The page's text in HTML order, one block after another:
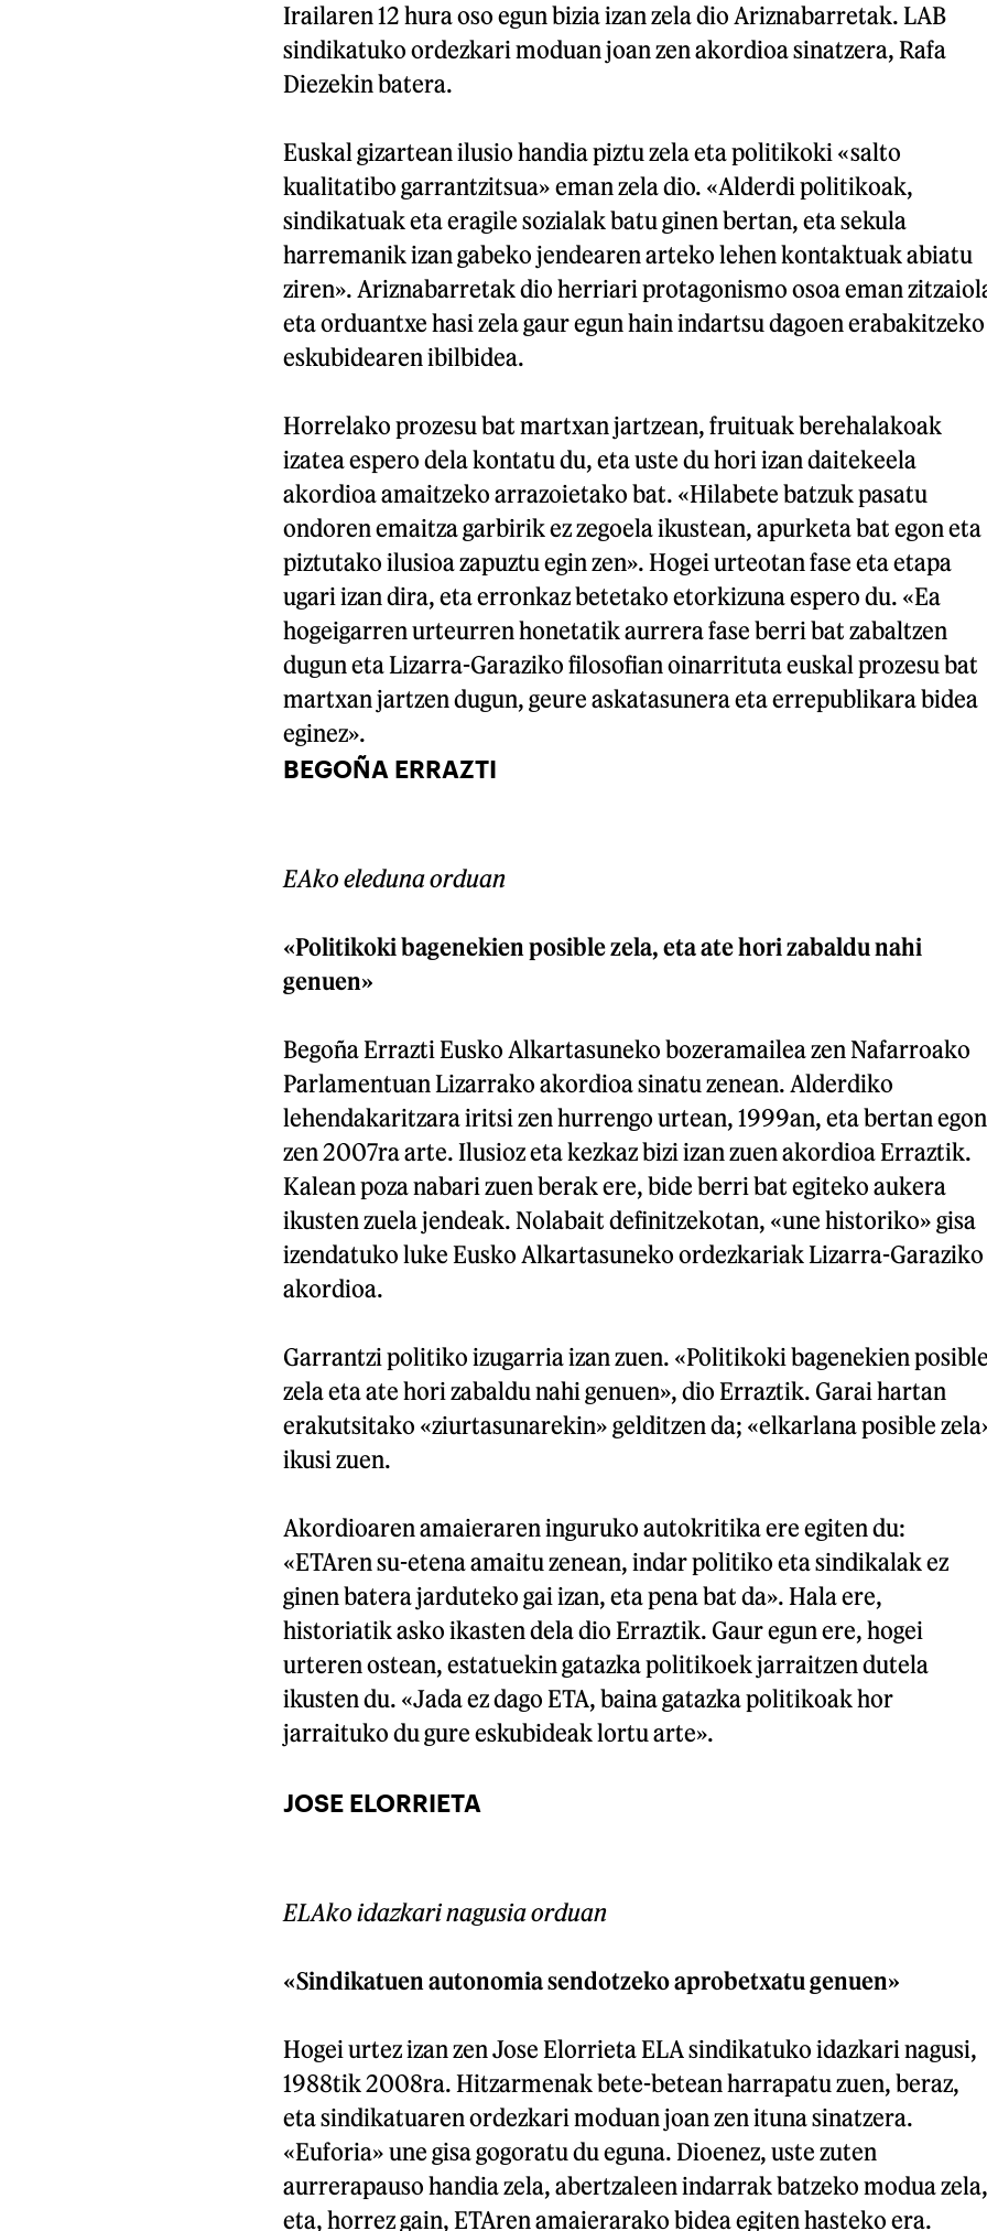
Irailaren 12 hura oso egun bizia izan zela dio Ariznabarretak. LAB
sindikatuko ordezkari moduan joan zen akordioa sinatzera, Rafa
Diezekin batera.
Euskal gizartean ilusio handia piztu zela eta politikoki «salto
kualitatibo garrantzitsua» eman zela dio. «Alderdi politikoak,
sindikatuak eta eragile sozialak batu ginen bertan, eta sekula
harremanik izan gabeko jendearen arteko lehen kontaktuak abiatu
ziren». Ariznabarretak dio herriari protagonismo osoa eman
eta orduantxe hasi zela gaur egun hain indartsu dagoen erabakitzeko
eskubidearen ibilbidea.
Horrelako prozesu bat martxan jartzean, fruituak berehalakoak
izatea espero dela kontatu du, eta uste du hori izan daitekeela
akordioa amaitzeko arrazoietako bat. «Hilabete batzuk pasatu
ondoren emaitza garbirik ez zegoela ikustean, apurketa bat egon eta
piztutako ilusioa zapuztu egin zen». Hogei urteotan fase eta etapa
ugari izan dira, eta erronkaz betetako etorkizuna espero du. «Ea
hogeigarren urteurren honetatik aurrera fase berri bat zabaltzen
dugun eta Lizarra-Garaziko filosofian oinarrituta euskal prozesu bat
martxan jartzen dugun, geure askatasunera eta errepublikara bidea
eginez».
BEGOÑA ERRAZTI
EAko eleduna orduan
«Politikoki bagenekien posible zela, eta ate hori zabaldu nahi
genuen»
Begoña Errazti Eusko Alkartasuneko bozeramailea zen Nafarroako
Parlamentuan Lizarrako akordioa sinatu zenean. Alderdiko
lehendakaritzara iritsi zen hurrengo urtean, 1999an, eta bertan egon
zen 2007ra arte. Ilusioz eta kezkaz bizi izan zuen akordioa Erraztik.
Kalean poza nabari zuen berak ere, bide berri bat egiteko aukera
ikusten zuela jendeak. Nolabait definitzekotan, «une historiko» gisa
izendatuko luke Eusko Alkartasuneko ordezkariak Lizarra-Garaziko
akordioa.
Garrantzi politiko izugarria izan zuen. «Politikoki bagenekien
zela eta ate hori zabaldu nahi genuen», dio Erraztik. Garai hartan
erakutsitako «ziurtasunarekin» gelditzen da; «elkarlana posible
ikusi zuen.
Akordioaren amaieraren inguruko autokritika ere egiten du:
«ETAren su-etena amaitu zenean, indar politiko eta sindikalak ez
ginen batera jarduteko gai izan, eta pena bat da». Hala ere,
historiatik asko ikasten dela dio Erraztik. Gaur egun ere, hogei
urteren ostean, estatuekin gatazka politikoek jarraitzen dutela
ikusten du. «Jada ez dago ETA, baina gatazka politikoak hor
jarraituko du gure eskubideak lortu arte».
JOSE ELORRIETA
ELAko idazkari nagusia orduan
«Sindikatuen autonomia sendotzeko aprobetxatu genuen»
Hogei urtez izan zen Jose Elorrieta ELA sindikatuko idazkari nagusi,
1988tik 2008ra. Hitzarmenak bete-betean harrapatu zuen, beraz,
eta sindikatuaren ordezkari moduan joan zen ituna sinatzera.
«Euforia» une gisa gogoratu du eguna. Dioenez, uste zuten
aurrerapauso handia zela, abertzaleen indarrak batzeko modua zela,
eta, horrez gain, ETAren amaierarako bidea egiten hasteko era.